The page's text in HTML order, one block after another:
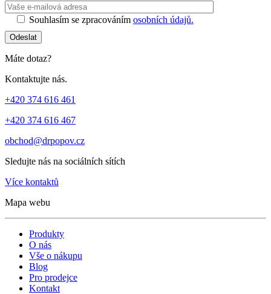
Souhlasím se zpracováním osobních údajů.
Odeslat
Máte dotaz?
Kontaktujte nás.
+420 374 616 461
+420 374 616 467
obchod@drpopov.cz
Sledujte nás na sociálních sítích
Více kontaktů
Mapa webu
Produkty
O nás
Vše o nákupu
Blog
Pro prodejce
Kontakt